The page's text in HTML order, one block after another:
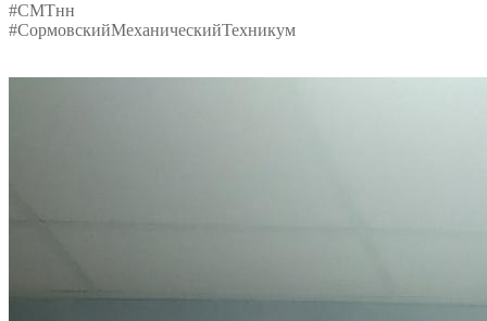
#СМТнн
#СормовскийМеханическийТехникум